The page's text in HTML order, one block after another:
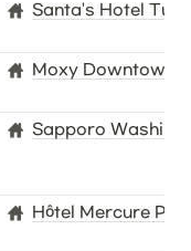
Santa's Hotel
Moxy Downtown
Sapporo
Hôtel Mercure